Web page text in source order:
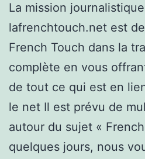
La mission
lafrenchtouch.net est
French Touch dans la
complète en vous
de tout ce qui est en
le net Il est prévu de
autour du sujet «
quelques jours, nous